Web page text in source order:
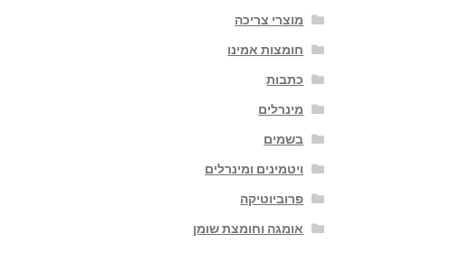
מוצרי צריכה
חומצות אמינו
כתבות
מינרלים
בשמים
ויטמינים ומינרלים
פרוביוטיקה
אומגה וחומצת שומן